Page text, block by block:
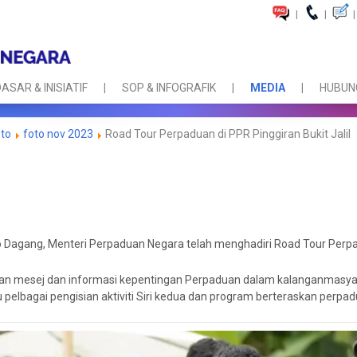
| | |
& INISIATIF SOP & INFOGRAFIK MEDIA
foto nov 2023 Road Tour Perpaduan di PPR Pinggiran Bukit Jalil
Menteri Perpaduan Negara telah menghadiri Road Tour
mesej dan informasi kepentingan Perpaduan dalam
pengisian aktiviti Siri kedua dan program berteraskan